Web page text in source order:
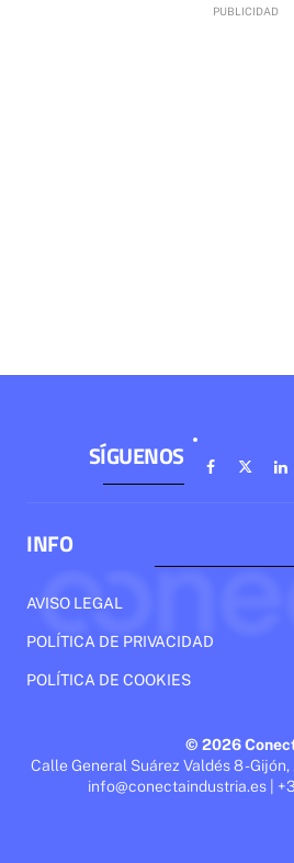
SÍGUENOS
INFO
AVISO LEGAL
POLÍTICA DE PRIVACIDAD
POLÍTICA DE COOKIES
© 2026
Calle General Suárez Valdés 8 -
info@conectaindustria.es |